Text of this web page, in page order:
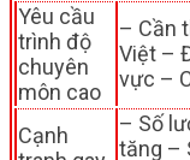
Yêu cầu
trình độ
chuyên
môn cao
– Cần
Việt –
vực –
Cạnh
– Số
tăng –